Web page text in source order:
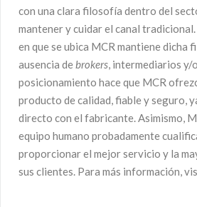
con una clara filosofía dentro del
mantener y cuidar el canal
en que se ubica MCR mantiene dicha
ausencia debrokers, intermediarios y/
posicionamiento hace que MCR
producto de calidad, fiable y seguro,
directo con el fabricante. Asimismo,
equipo humano probadamente
proporcionar el mejor servicio y la
sus clientes. Para más información,